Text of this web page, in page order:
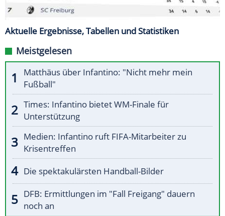
Aktuelle Ergebnisse, Tabellen und Statistiken
Meistgelesen
Matthäus über Infantino: "Nicht mehr mein
Fußball"
Times: Infantino bietet WM-Finale für
Unterstützung
Medien: Infantino ruft FIFA-Mitarbeiter zu
Krisentreffen
Die spektakulärsten Handball-Bilder
DFB: Ermittlungen im "Fall Freigang" dauern
noch an